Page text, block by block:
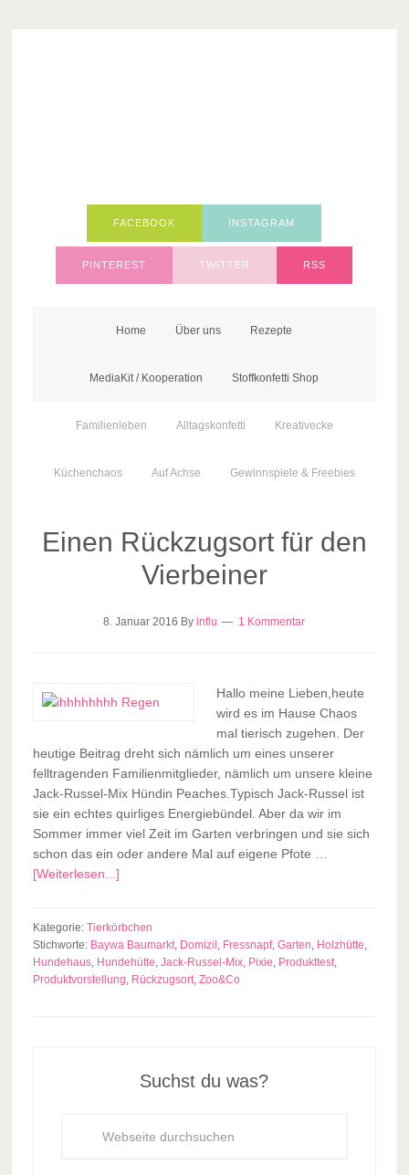
FACEBOOK INSTAGRAM
PINTEREST TWITTER RSS
Home Über uns Rezepte
MediaKit / Kooperation Stoffkonfetti Shop
Familienleben Alltagskonfetti Kreativecke
Küchenchaos Auf Achse Gewinnspiele & Freebies
Einen Rückzugsort für den
Vierbeiner
8. Januar 2016 Byinflu 1 Kommentar
Hallo meine Lieben,heute
wird es im Hause Chaos
mal tierisch zugehen. Der
heutige Beitrag dreht sich nämlich um eines unserer
felltragenden Familienmitglieder, nämlich um unsere kleine
Jack-Russel-Mix Hündin Peaches.Typisch Jack-Russel ist
sie ein echtes quirliges Energiebündel. Aber da wir im
Sommer immer viel Zeit im Garten verbringen und sie sich
schon das ein oder andere Mal auf eigene Pfote …
[Weiterlesen...]
Kategorie: Tierkörbchen
Stichworte: Baywa Baumarkt, Domizil , Fressnapf, Garten, Holzhütte,
Hundehaus, Hundehütte, Jack-Russel-Mix, Pixie, Produkttest,
Produktvorstellung, Rückzugsort, Zoo&Co
Suchst du was?